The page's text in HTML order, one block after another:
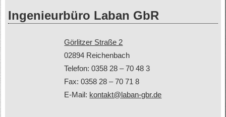
Ingenieurbüro Laban GbR
Görlitzer Straße 2
02894 Reichenbach
Telefon: 0358 28 – 70 48 3
Fax: 0358 28 – 70 71 8
E-Mail: kontakt@laban-gbr.de